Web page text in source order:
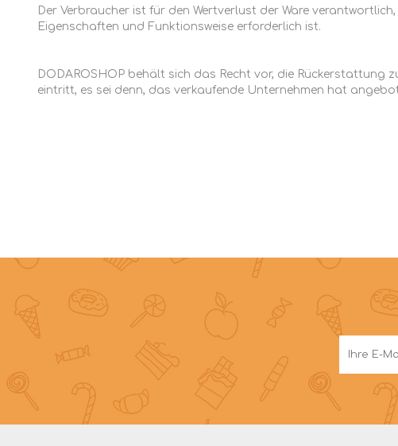
Der Verbraucher ist für den Wertverlust der Ware
Eigenschaften und Funktionsweise erforderlich ist.
DODAROSHOP behält sich das Recht vor, die Rückerstattung
eintritt, es sei denn, das verkaufende Unternehmen hat